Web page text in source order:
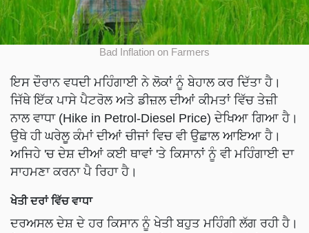
Bad Inflation on Farmers
ਇਸ ਦੌਰਾਨ ਵਧਦੀ ਮਹਿੰਗਾਈ ਨੇ ਲੋਕਾਂ ਨੂੰ ਬੇਹਾਲ ਕਰ ਦਿੱਤਾ ਹੈ।
ਜਿੱਥੇ ਇੱਕ ਪਾਸੇ ਪੈਟਰੋਲ ਅਤੇ ਡੀਜ਼ਲ ਦੀਆਂ ਕੀਮਤਾਂ ਵਿੱਚ ਤੇਜ਼ੀ
ਨਾਲ ਵਾਧਾ (Hike in Petrol-Diesel Price) ਦੇਖਿਆ ਗਿਆ ਹੈ।
ਉਥੇ ਹੀ ਘਰੇਲੂ ਕੰਮਾਂ ਦੀਆਂ ਚੀਜਾਂ ਵਿਚ ਵੀ ਉਛਾਲ ਆਇਆ ਹੈ।
ਅਜਿਹੇ 'ਚ ਦੇਸ਼ ਦੀਆਂ ਕਈ ਥਾਵਾਂ 'ਤੇ ਕਿਸਾਨਾਂ ਨੂੰ ਵੀ ਮਹਿੰਗਾਈ ਦਾ
ਸਾਹਮਣਾ ਕਰਨਾ ਪੈ ਰਿਹਾ ਹੈ।
ਖੇਤੀ ਦਰਾਂ ਵਿੱਚ ਵਾਧਾ
ਦਰਅਸਲ ਦੇਸ਼ ਦੇ ਹਰ ਕਿਸਾਨ ਨੂੰ ਖੇਤੀ ਬਹੁਤ ਮਹਿੰਗੀ ਲੱਗ ਰਹੀ ਹੈ।